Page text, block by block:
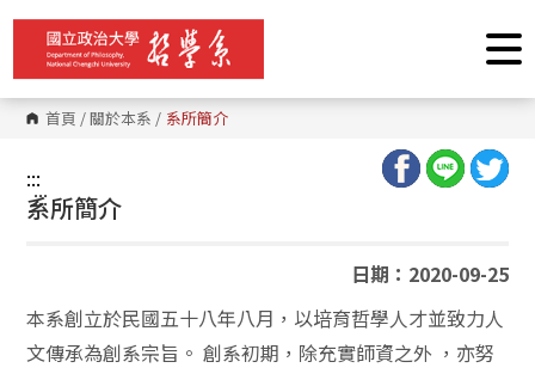
跳
要
內
容
區 首頁 /關於本系 / 系所簡介
:::
:::
系所簡介
日期：2020-09-25
本系創立於民國五十八年八月，以培育哲學人才並致力人
文傳承為創系宗旨。 創系初期，除充實師資之外 ，亦努